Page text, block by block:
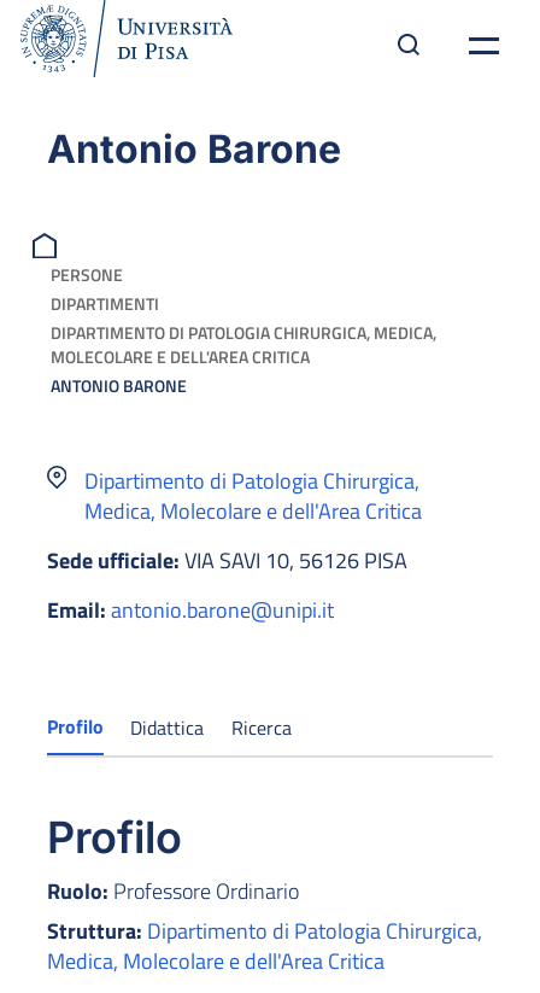
Antonio Barone
PERSONE
DIPARTIMENTI
DIPARTIMENTO DI PATOLOGIA CHIRURGICA, MEDICA,
MOLECOLARE E DELL'AREA CRITICA
ANTONIO BARONE
Dipartimento di Patologia Chirurgica,
Medica, Molecolare e dell'Area Critica
Sede ufficiale:VIA SAVI 10, 56126 PISA
Email:antonio.barone@unipi.it
Profilo Didattica Ricerca
Profilo
Ruolo: Professore Ordinario
Struttura: Dipartimento di Patologia Chirurgica,
Medica, Molecolare e dell'Area Critica